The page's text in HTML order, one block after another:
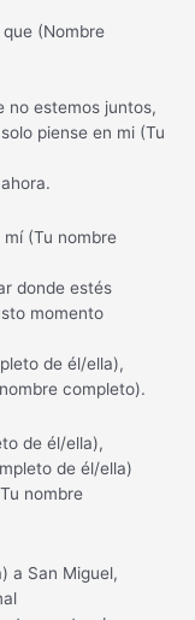
(Nombre
no estemos juntos,
piense en mi (Tu
(Tu nombre
donde estés
momento
de él/ella),
completo).
de él/ella),
de él/ella)
nombre
a San Miguel,